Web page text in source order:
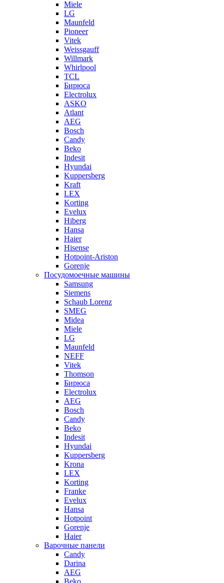
Miele
LG
Maunfeld
Pioneer
Vitek
Weissgauff
Willmark
Whirlpool
TCL
Бирюса
Electrolux
ASKO
Atlant
AEG
Bosch
Candy
Beko
Indesit
Hyundai
Kuppersberg
Kraft
LEX
Korting
Evelux
Hiberg
Hansa
Haier
Hisense
Hotpoint-Ariston
Gorenje
Посудомоечные машины
Samsung
Siemens
Schaub Lorenz
SMEG
Midea
Miele
LG
Maunfeld
NEFF
Vitek
Thomson
Бирюса
Electrolux
AEG
Bosch
Candy
Beko
Indesit
Hyundai
Kuppersberg
Krona
LEX
Korting
Franke
Evelux
Hansa
Hotpoint
Gorenje
Haier
Варочные панели
Candy
Darina
AEG